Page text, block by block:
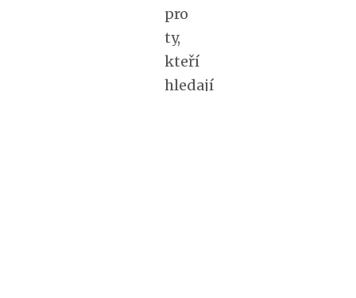
pro
ty,
kteří
hledají